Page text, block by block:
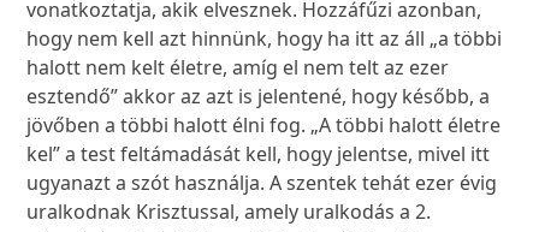
vonatkoztatja, akik elvesznek. Hozzáfűzi azonban,
hogy nem kell azt hinnünk, hogy ha itt az áll „a többi
halott nem kelt életre, amíg el nem telt az ezer
esztendő” akkor az azt is jelentené, hogy később, a
jövőben a többi halott élni fog. „A többi halott életre
kel” a test feltámadását kell, hogy jelentse, mivel itt
ugyanazt a szót használja. A szentek tehát ezer évig
uralkodnak Krisztussal, amely uralkodás a 2.